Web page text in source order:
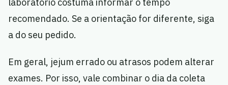
laboratório costuma informar o tempo
recomendado. Se a orientação for diferente, siga
a do seu pedido.
Em geral, jejum errado ou atrasos podem alterar
exames. Por isso, vale combinar o dia da coleta